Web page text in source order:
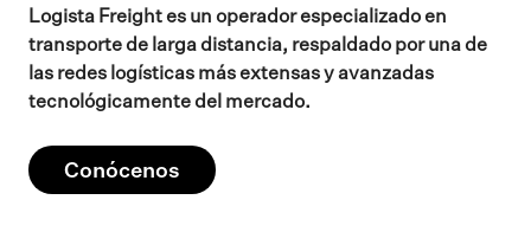
Logista Freight es un operador especializado en
transporte de larga distancia, respaldado por una de
las redes logísticas más extensas y avanzadas
tecnológicamente del mercado.
Conócenos